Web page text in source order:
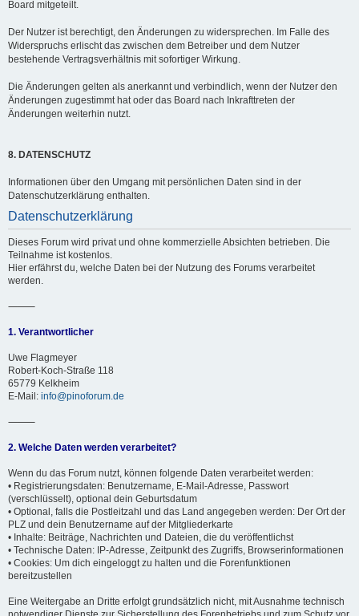
Board mitgeteilt.
Der Nutzer ist berechtigt, den Änderungen zu widersprechen. Im Falle des
Widerspruchs erlischt das zwischen dem Betreiber und dem Nutzer
bestehende Vertragsverhältnis mit sofortiger Wirkung.
Die Änderungen gelten als anerkannt und verbindlich, wenn der Nutzer den
Änderungen zugestimmt hat oder das Board nach Inkrafttreten der
Änderungen weiterhin nutzt.
8. DATENSCHUTZ
Informationen über den Umgang mit persönlichen Daten sind in der
Datenschutzerklärung enthalten.
Datenschutzerklärung
Dieses Forum wird privat und ohne kommerzielle Absichten betrieben. Die
Teilnahme ist kostenlos.
Hier erfährst du, welche Daten bei der Nutzung des Forums verarbeitet
werden.
⸻
1. Verantwortlicher
Uwe Flagmeyer
Robert-Koch-Straße 118
65779 Kelkheim
E-Mail: info@pinoforum.de
⸻
2. Welche Daten werden verarbeitet?
Wenn du das Forum nutzt, können folgende Daten verarbeitet werden:
• Registrierungsdaten: Benutzername, E-Mail-Adresse, Passwort
(verschlüsselt), optional dein Geburtsdatum
• Optional, falls die Postleitzahl und das Land angegeben werden: Der Ort der
PLZ und dein Benutzername auf der Mitgliederkarte
• Inhalte: Beiträge, Nachrichten und Dateien, die du veröffentlichst
• Technische Daten: IP-Adresse, Zeitpunkt des Zugriffs, Browserinformationen
• Cookies: Um dich eingeloggt zu halten und die Forenfunktionen
bereitzustellen
Eine Weitergabe an Dritte erfolgt grundsätzlich nicht, mit Ausnahme technisch